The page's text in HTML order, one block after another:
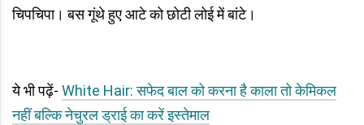
चिपचिपा। बस गूंथे हुए आटे को छोटी लोई में बांटे।
ये भी पढ़ें- White Hair: सफेद बाल को करना है काला तो केमिकल
नहीं बल्कि नेचुरल ड्राई का करें इस्तेमाल